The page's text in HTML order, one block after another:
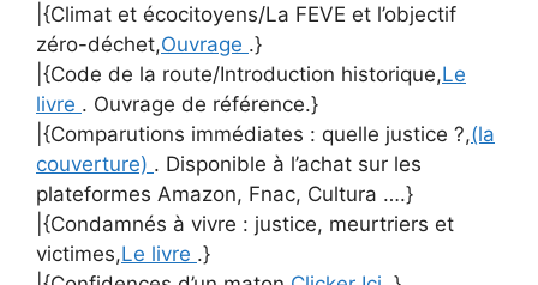
|{Climat et écocitoyens/La FEVE et l’objectif
zéro-déchet,Ouvrage .}
|{Code de la route/Introduction historique,Le
livre . Ouvrage de référence.}
|{Comparutions immédiates : quelle justice ?,(la
couverture) . Disponible à l’achat sur les
plateformes Amazon, Fnac, Cultura ….}
|{Condamnés à vivre : justice, meurtriers et
victimes,Le livre .}